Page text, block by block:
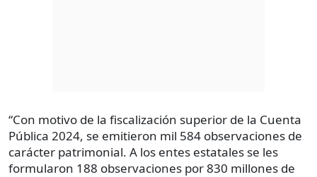
“Con motivo de la fiscalización superior de la Cuenta
Pública 2024, se emitieron mil 584 observaciones de
carácter patrimonial. A los entes estatales se les
formularon 188 observaciones por 830 millones de